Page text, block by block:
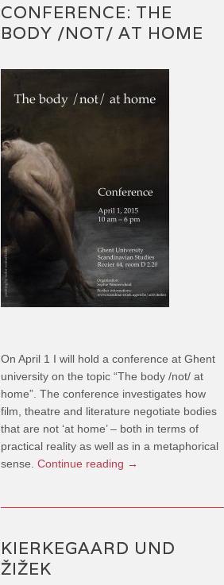
CONFERENCE: THE
BODY /NOT/ AT HOME
On April 1 I will hold a conference at Ghent
university on the topic “The body /not/ at
home”. The conference investigates how
film, theatre and literature negotiate bodies
that are not ‘at home’ – both in terms of
practical reality as well as in a metaphorical
sense. Continue reading →
KIERKEGAARD UND
ŽIŽEK